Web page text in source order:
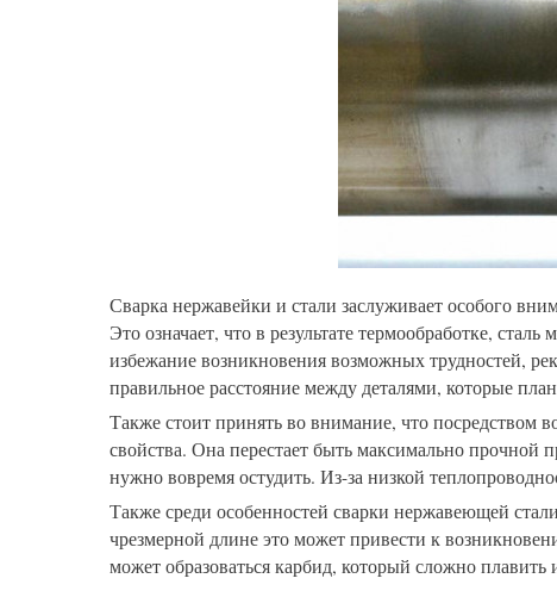
Сварка нержавейки и стали заслуживает особого
Это означает, что в результате термообработке,
избежание возникновения возможных трудностей,
правильное расстояние между деталями, которые
Также стоит принять во внимание, что посредством
свойства. Она перестает быть максимально прочной
нужно вовремя остудить. Из-за низкой
Также среди особенностей сварки нержавеющей
чрезмерной длине это может привести к
может образоваться карбид, который сложно плавить